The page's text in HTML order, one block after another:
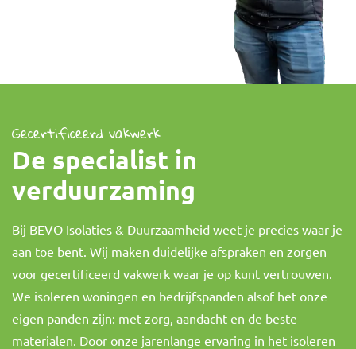
Gecertificeerd vakwerk
De specialist in
verduurzaming
Bij BEVO Isolaties & Duurzaamheid weet je precies waar je
aan toe bent. Wij maken duidelijke afspraken en zorgen
voor gecertificeerd vakwerk waar je op kunt vertrouwen.
We isoleren woningen en bedrijfspanden alsof het onze
eigen panden zijn: met zorg, aandacht en de beste
materialen. Door onze jarenlange ervaring in het isoleren